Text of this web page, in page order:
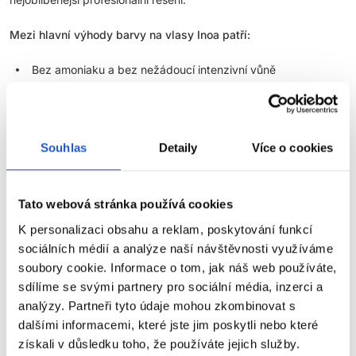
Souhlas Detaily Více o cookies
Tato webová stránka používá cookies
K personalizaci obsahu a reklam, poskytování funkcí
sociálních médií a analýze naší návštěvnosti využíváme
soubory cookie. Informace o tom, jak náš web používáte,
sdílíme se svými partnery pro sociální média, inzerci a
analýzy. Partneři tyto údaje mohou zkombinovat s
dalšími informacemi, které jste jim poskytli nebo které
získali v důsledku toho, že používáte jejich služby.
Mezi hlavní výhody barvy na vlasy Inoa patří:
Bez amoniaku a bez nežádoucí intenzivní vůně
Ochrana vlasů před vysušením až po dobu 6 týdnů
pokožce
Díky těmto vlastnostem jsou Inoa barvy na vlasy skvělou volbou
pro salony, které chtějí nabídnout klientkám kvalitní barvení bez
amoniaku, no zároveň nechtějí dělat kompromisy v krytí,
intenzitě barvy ani lesku.
Tato barva na vlasy bez amoniaku je vyvinuta na bázi olejové
technologie, díky které se barevné pigmenty efektivně dostávají